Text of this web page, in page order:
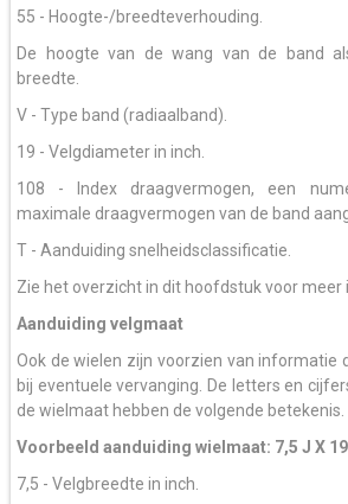
55 - Hoogte-/breedteverhouding.
De hoogte van de wang van de band
breedte.
V - Type band (radiaalband).
19 - Velgdiameter in inch.
108 - Index draagvermogen, een
maximale draagvermogen van de band
T - Aanduiding snelheidsclassificatie.
Zie het overzicht in dit hoofdstuk voor meer
Aanduiding velgmaat
Ook de wielen zijn voorzien van informatie
bij eventuele vervanging. De letters en
de wielmaat hebben de volgende betekenis.
Voorbeeld aanduiding wielmaat: 7,5 J X 19
7,5 - Velgbreedte in inch.